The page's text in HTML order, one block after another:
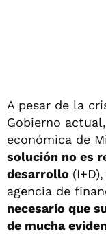
A pesar de la
Gobierno
económica de
solución no es
desarrollo
agencia de
necesario que
de mucha